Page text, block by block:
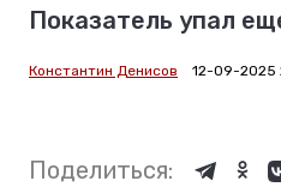
Показатель упал
Константин Денисов 12-09-2025
Поделиться: